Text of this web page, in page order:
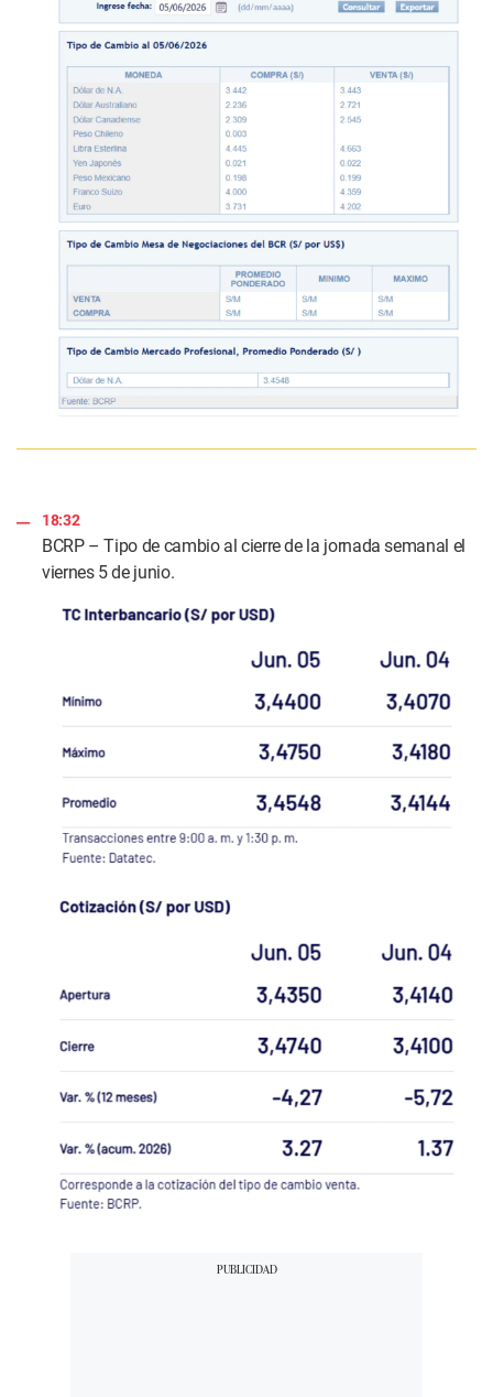
18:32
BCRP – Tipo de cambio al cierre de la jornada semanal el
viernes 5 de junio.